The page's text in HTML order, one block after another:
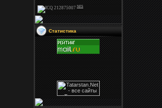
NFS
Статистика